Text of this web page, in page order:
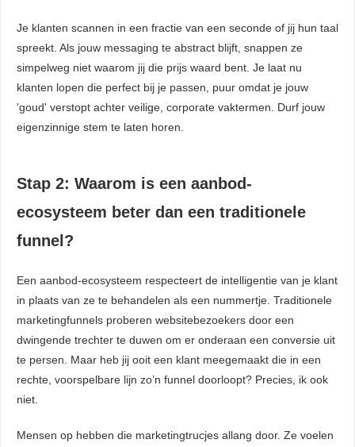
Je klanten scannen in een fractie van een seconde of jij hun taal
spreekt. Als jouw messaging te abstract blijft, snappen ze
simpelweg niet waarom jij die prijs waard bent. Je laat nu
klanten lopen die perfect bij je passen, puur omdat je jouw
'goud' verstopt achter veilige, corporate vaktermen. Durf jouw
eigenzinnige stem te laten horen.
Stap 2: Waarom is een aanbod-
ecosysteem beter dan een traditionele
funnel?
Een aanbod-ecosysteem respecteert de intelligentie van je klant
in plaats van ze te behandelen als een nummertje. Traditionele
marketingfunnels proberen websitebezoekers door een
dwingende trechter te duwen om er onderaan een conversie uit
te persen. Maar heb jij ooit een klant meegemaakt die in een
rechte, voorspelbare lijn zo’n funnel doorloopt? Precies, ik ook
niet.
Mensen op hebben die marketingtrucjes allang door. Ze voelen